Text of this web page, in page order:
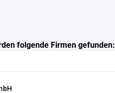
folgende Firmen gefunden: